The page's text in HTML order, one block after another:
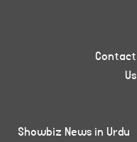
Contact
Us
Showbiz News in Urdu